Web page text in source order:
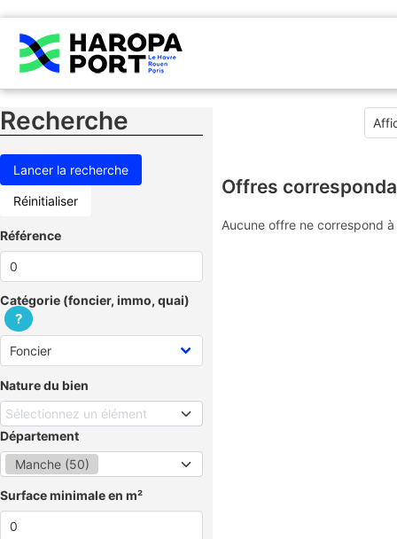
Recherche
Réinitialiser
Référence
Catégorie (foncier, immo, quai)
?
Nature du bien
Sélectionnez un élément
Département
Manche (50)
Surface minimale en m²
Offres
Aucune offre ne correspond